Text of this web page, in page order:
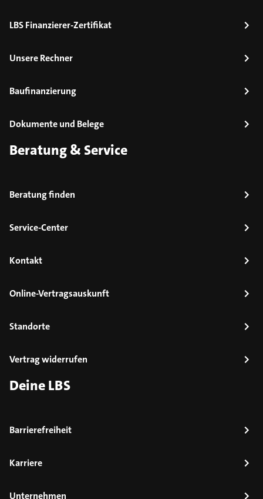
LBS Finanzierer-Zertifikat
Unsere Rechner
Baufinanzierung
Dokumente und Belege
Beratung & Service
Beratung finden
Service-Center
Kontakt
Online-Vertragsauskunft
Standorte
Vertrag widerrufen
Deine LBS
Barrierefreiheit
Karriere
Unternehmen